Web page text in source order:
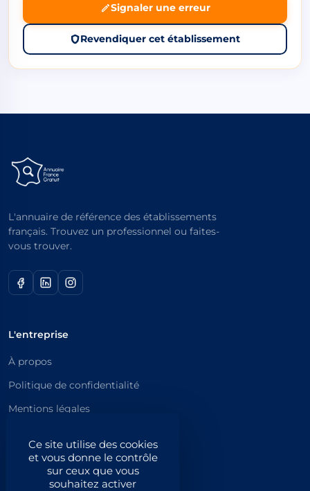
Ce site utilise des cookies
et vous donne le contrôle
sur ceux que vous
souhaitez activer
Signaler une erreur
Revendiquer cet établissement
L'annuaire de référence des établissements
français. Trouvez un professionnel ou faites-
vous trouver.
L'entreprise
À propos
Politique de confidentialité
Mentions légales
Catégories principales
Catégories